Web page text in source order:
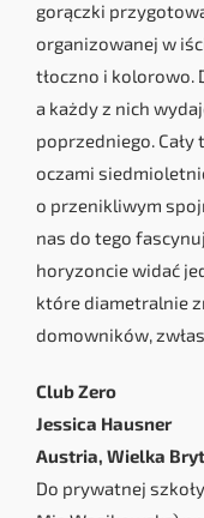
gorączki
organizowanej w
tłoczno i kolorowo.
a każdy z nich
poprzedniego.
oczami
o przenikliwym
nas do tego
horyzoncie widać
które diametralnie
domowników,
Club Zero
Jessica Hausner
Austria, Wielka
Do prywatnej